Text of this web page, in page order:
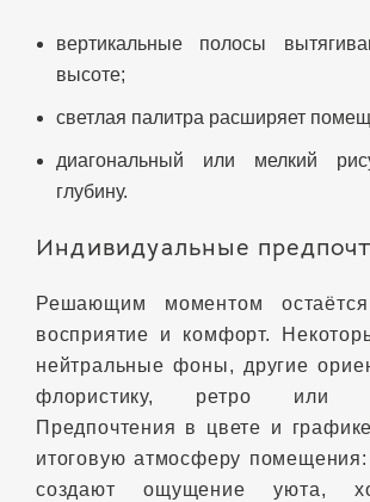
вертикальные полосы
высоте;
светлая палитра расширяет
диагональный или мелкий
глубину.
Индивидуальные
Решающим моментом остаётся
восприятие и комфорт.
нейтральные фоны, другие
флористику, ретро или
Предпочтения в цвете и
итоговую атмосферу
создают ощущение уюта,